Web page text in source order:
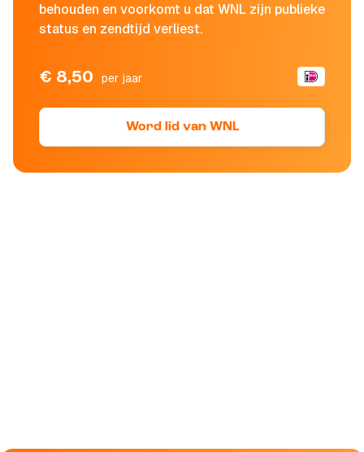
behouden en voorkomt u dat WNL zijn publieke
status en zendtijd verliest.
€ 8,50 per jaar
Word lid van WNL